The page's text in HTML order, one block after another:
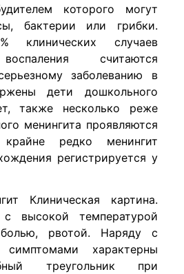
которого могут
бактерии или грибки.
случаев
считаются
заболеванию в
дети дошкольного
также несколько реже
менингита проявляются
редко менингит
регистрируется у
Клиническая картина.
высокой температурой
рвотой. Наряду с
симптомами характерны
треугольник при